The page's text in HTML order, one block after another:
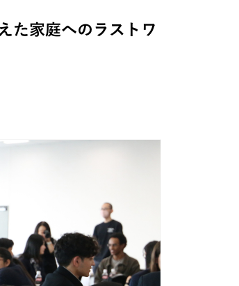
た家庭へのラストワ